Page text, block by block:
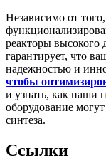
Независимо от
реакторы высокого
гарантирует, что
надежностью и
чтобы
и узнать, как наши
оборудование
синтеза.
Ссылки